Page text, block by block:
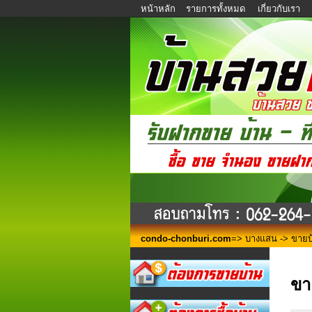
หน้าหลัก รายการทั้งหมด เกี่ยวกับเรา
condo-chonburi.com=> บางแสน -> ขาย
ข